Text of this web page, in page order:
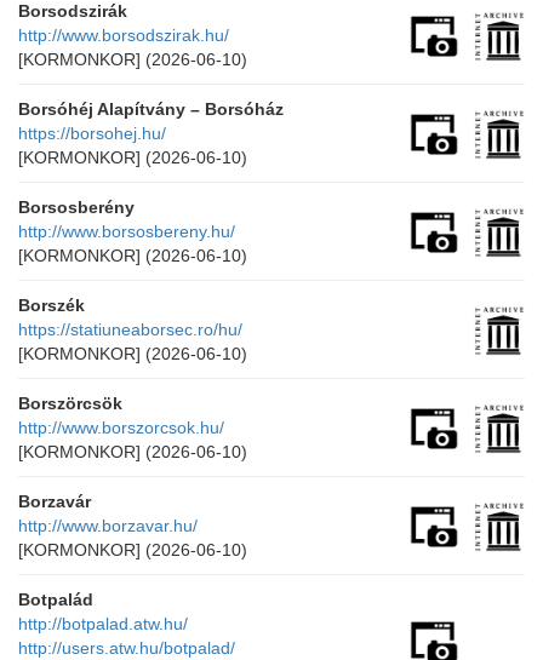
Borsodszirák
http://www.borsodszirak.hu/
[KORMONKOR] (2026-06-10)
Borsóhéj Alapítvány – Borsóház
https://borsohej.hu/
[KORMONKOR] (2026-06-10)
Borsosberény
http://www.borsosbereny.hu/
[KORMONKOR] (2026-06-10)
Borszék
https://statiuneaborsec.ro/hu/
[KORMONKOR] (2026-06-10)
Borszörcsök
http://www.borszorcsok.hu/
[KORMONKOR] (2026-06-10)
Borzavár
http://www.borzavar.hu/
[KORMONKOR] (2026-06-10)
Botpalád
http://botpalad.atw.hu/
http://users.atw.hu/botpalad/